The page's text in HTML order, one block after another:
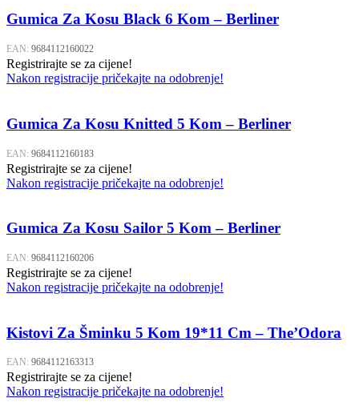
Gumica Za Kosu Black 6 Kom – Berliner
EAN: 9684112160022
Registrirajte se za cijene!
Nakon registracije pričekajte na odobrenje!
Gumica Za Kosu Knitted 5 Kom – Berliner
EAN: 9684112160183
Registrirajte se za cijene!
Nakon registracije pričekajte na odobrenje!
Gumica Za Kosu Sailor 5 Kom – Berliner
EAN: 9684112160206
Registrirajte se za cijene!
Nakon registracije pričekajte na odobrenje!
Kistovi Za Šminku 5 Kom 19*11 Cm – The’Odora
EAN: 9684112163313
Registrirajte se za cijene!
Nakon registracije pričekajte na odobrenje!